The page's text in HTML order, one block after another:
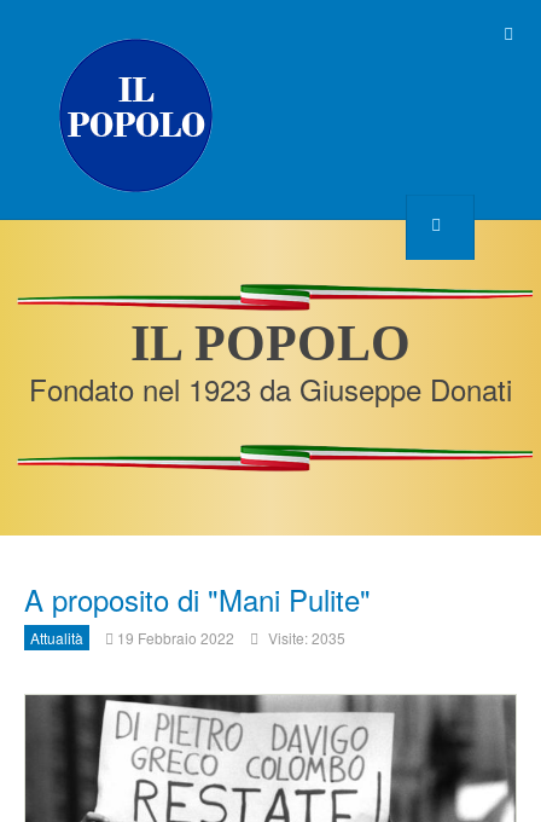
IL POPOLO
Fondato nel 1923 da Giuseppe Donati
A proposito di "Mani Pulite"
Attualità 19 Febbraio 2022 Visite: 2035